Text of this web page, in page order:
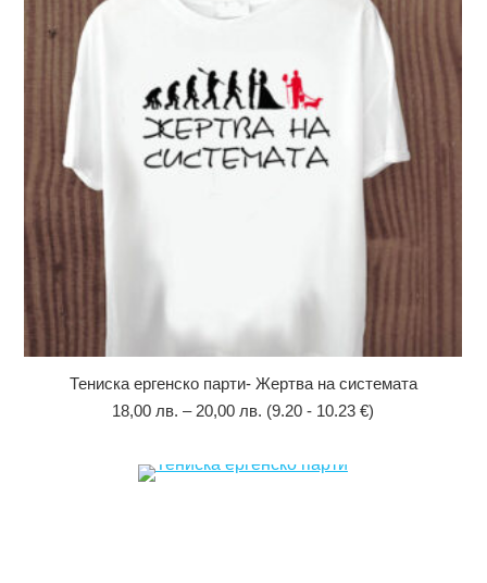
Тениска ергенско парти- Жертва на системата
18,00 лв. – 20,00 лв. (9.20 - 10.23 €)